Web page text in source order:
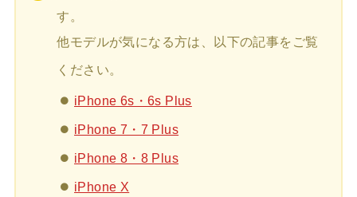
す。
他モデルが気になる方は、以下の記事をご覧
ください。
iPhone 6s・6s Plus
iPhone 7・7 Plus
iPhone 8・8 Plus
iPhone X